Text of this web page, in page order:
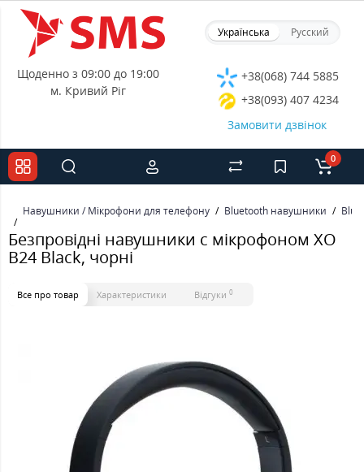
Українська Русский
Щоденно з 09:00 до 19:00
м. Кривий Ріг
+38(068) 744 5885
+38(093) 407 4234
Замовити дзвінок
0
Навушники / Мікрофони для телефону Bluetooth навушники
Безпровідні навушники с мікрофоном XO
B24 Black, чорні
Все про товар Характеристики Відгуки 0